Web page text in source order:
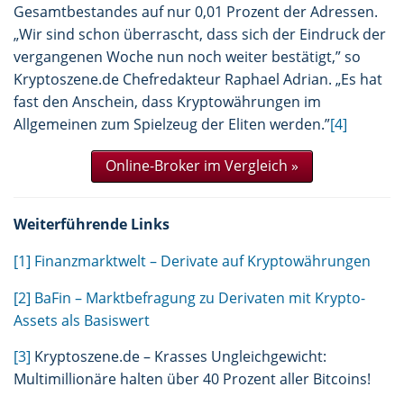
Gesamtbestandes auf nur 0,01 Prozent der Adressen.
„Wir sind schon überrascht, dass sich der Eindruck der
vergangenen Woche nun noch weiter bestätigt,” so
Kryptoszene.de Chefredakteur Raphael Adrian. „Es hat
fast den Anschein, dass Kryptowährungen im
Allgemeinen zum Spielzeug der Eliten werden.”[4]
Online-Broker im Vergleich »
Weiterführende Links
[1] Finanzmarktwelt – Derivate auf Kryptowährungen
[2] BaFin – Marktbefragung zu Derivaten mit Krypto-
Assets als Basiswert
[3] Kryptoszene.de – Krasses Ungleichgewicht:
Multimillionäre halten über 40 Prozent aller Bitcoins!